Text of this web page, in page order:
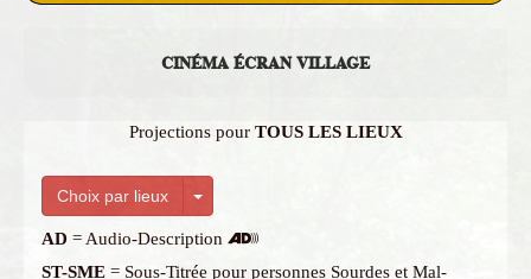
CINÉMA ÉCRAN VILLAGE